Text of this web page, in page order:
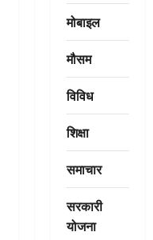
मोबाइल
मौसम
विविध
शिक्षा
समाचार
सरकारी
योजना